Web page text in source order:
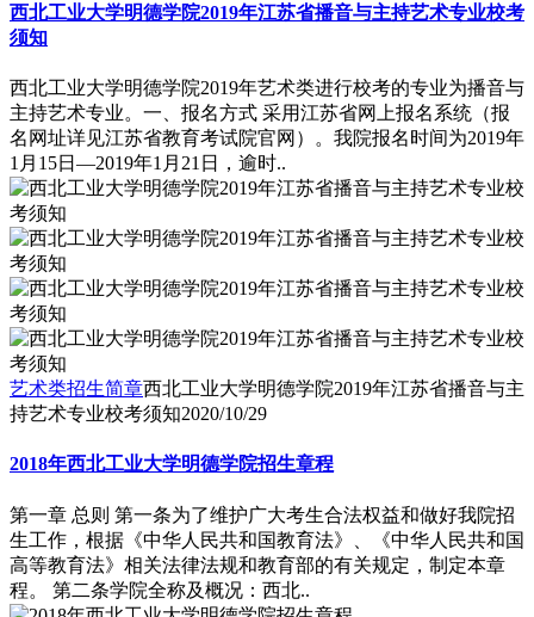
西北工业大学明德学院2019年江苏省播音与主持艺术专业校考
须知
西北工业大学明德学院2019年艺术类进行校考的专业为播音与
主持艺术专业。一、报名方式 采用江苏省网上报名系统（报
名网址详见江苏省教育考试院官网）。我院报名时间为2019年
1月15日―2019年1月21日，逾时..
艺术类招生简章西北工业大学明德学院2019年江苏省播音与主
持艺术专业校考须知2020/10/29
2018年西北工业大学明德学院招生章程
第一章 总则 第一条为了维护广大考生合法权益和做好我院招
生工作，根据《中华人民共和国教育法》、《中华人民共和国
高等教育法》相关法律法规和教育部的有关规定，制定本章
程。 第二条学院全称及概况：西北..